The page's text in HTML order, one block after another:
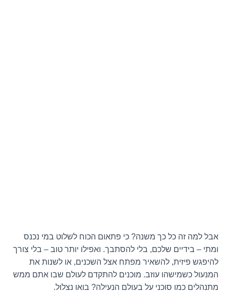
אבל למה זה כל כך משנה? כי פתאום הכוח לשלוט במי נכנס
ומתי – בידיים שלכם, בלי להסתבך. ואפילו יותר טוב – בלי צורך
להיפגש פיזית, להשאיר מפתח אצל השכנים, או לשנות את
המנעול כשמישהו עוזב. מוכנים להתקדם לעולם שבו אתם ממש
מתנהלים כמו סוכני על בעולם הנעילה? בואו נצלול.